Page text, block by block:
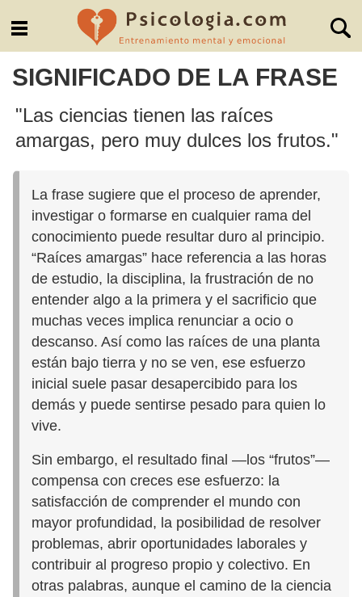
SIGNIFICADO DE LA FRASE
"Las ciencias tienen las raíces
amargas, pero muy dulces los frutos."
La frase sugiere que el proceso de aprender,
investigar o formarse en cualquier rama del
conocimiento puede resultar duro al principio.
“Raíces amargas” hace referencia a las horas
de estudio, la disciplina, la frustración de no
entender algo a la primera y el sacrificio que
muchas veces implica renunciar a ocio o
descanso. Así como las raíces de una planta
están bajo tierra y no se ven, ese esfuerzo
inicial suele pasar desapercibido para los
demás y puede sentirse pesado para quien lo
vive.
Sin embargo, el resultado final —los “frutos”—
compensa con creces ese esfuerzo: la
satisfacción de comprender el mundo con
mayor profundidad, la posibilidad de resolver
problemas, abrir oportunidades laborales y
contribuir al progreso propio y colectivo. En
otras palabras, aunque el camino de la ciencia